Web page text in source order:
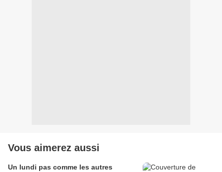
Vous aimerez aussi
Un lundi pas comme les autres